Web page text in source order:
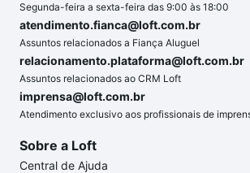
Segunda-feira a sexta-feira das 9:00 às 18:00
atendimento.fianca@loft.com.br
Assuntos relacionados a Fiança Aluguel
relacionamento.plataforma@loft.com.br
Assuntos relacionados ao CRM Loft
imprensa@loft.com.br
Atendimento exclusivo aos profissionais de
Sobre a Loft
Central de Ajuda